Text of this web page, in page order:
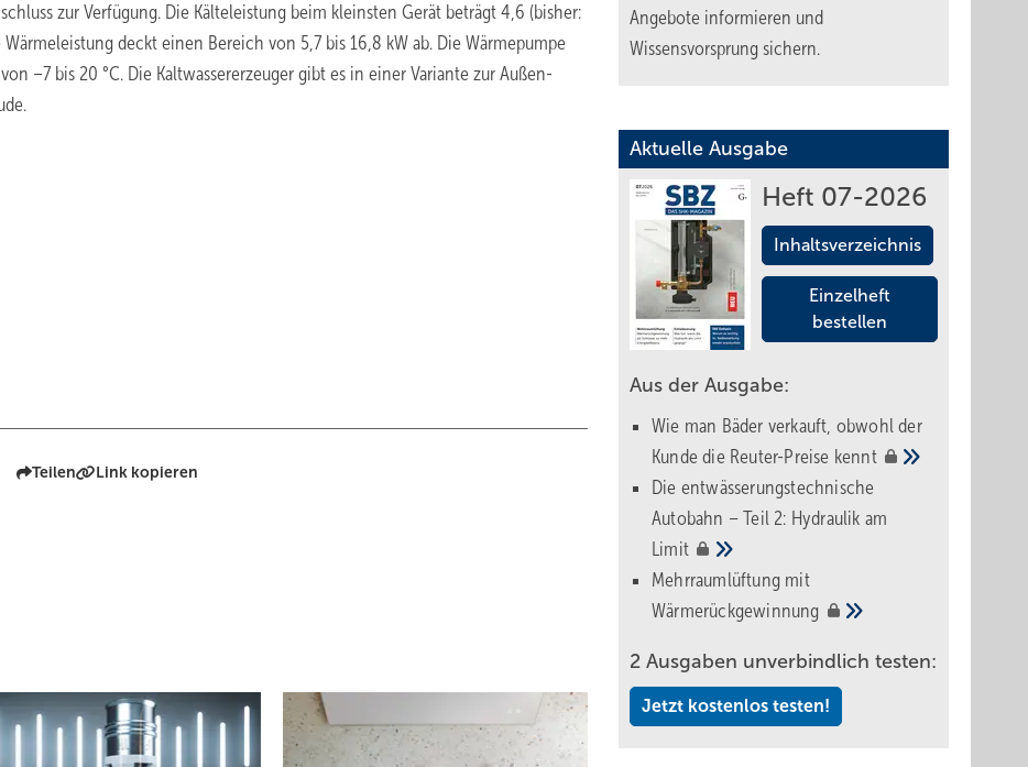
zur Verfügung. Die Kälteleistung beim kleinsten Gerät beträgt 4,6 (bisher:
deckt einen Bereich von 5,7 bis 16,8 kW ab. Die Wärmepumpe
–7 bis 20 °C. Die Kaltwassererzeuger gibt es in einer Variante zur Außen­
Teilen Link kopieren
Angebote informieren und
Wissensvorsprung sichern.
Aktuelle Ausgabe
Heft 07-2026
Inhaltsverzeichnis
Einzelheft
bestellen
Aus der Ausgabe:
Wie man Bäder verkauft, obwohl der
Kunde die Reuter-Preise kennt
Die entwässerungstechnische
Autobahn – Teil 2: Hydraulik am
Limit
Mehrraumlüftung mit
Wärmerückgewinnung
2 Ausgaben unverbindlich testen:
Jetzt kostenlos testen!